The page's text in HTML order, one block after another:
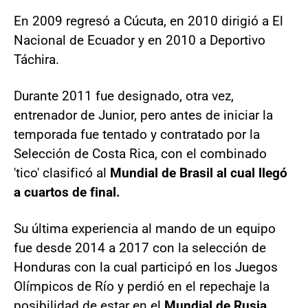
En 2009 regresó a Cúcuta, en 2010 dirigió a El
Nacional de Ecuador y en 2010 a Deportivo
Táchira.
Durante 2011 fue designado, otra vez,
entrenador de Junior, pero antes de iniciar la
temporada fue tentado y contratado por la
Selección de Costa Rica, con el combinado
'tico' clasificó al Mundial de Brasil al cual llegó
a cuartos de final.
Su última experiencia al mando de un equipo
fue desde 2014 a 2017 con la selección de
Honduras con la cual participó en los Juegos
Olímpicos de Río y perdió en el repechaje la